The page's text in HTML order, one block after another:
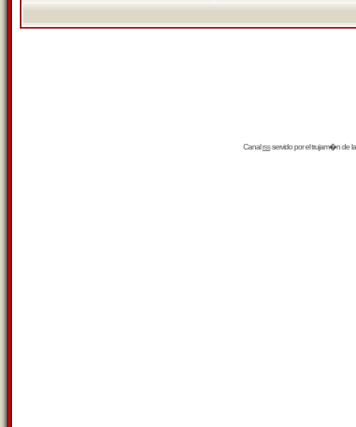
Canalrssservido por eltrujam�nde